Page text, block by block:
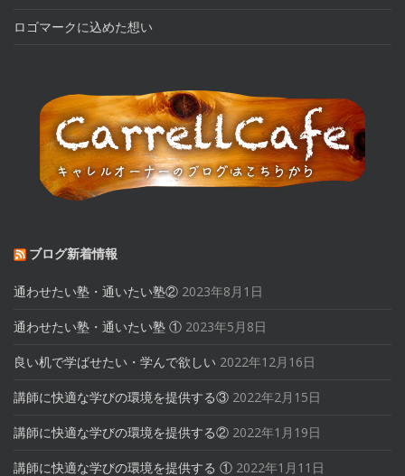
ロゴマークに込めた想い
ブログ新着情報
通わせたい塾・通いたい塾② 2023年8月1日
通わせたい塾・通いたい塾 ① 2023年5月8日
良い机で学ばせたい・学んで欲しい 2022年12月16日
講師に快適な学びの環境を提供する③ 2022年2月15日
講師に快適な学びの環境を提供する② 2022年1月19日
講師に快適な学びの環境を提供する ① 2022年1月11日